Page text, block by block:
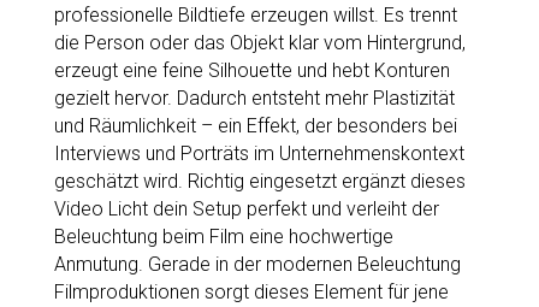
professionelle Bildtiefe erzeugen willst. Es trennt
die Person oder das Objekt klar vom Hintergrund,
erzeugt eine feine Silhouette und hebt Konturen
gezielt hervor. Dadurch entsteht mehr Plastizität
und Räumlichkeit – ein Effekt, der besonders bei
Interviews und Porträts im Unternehmenskontext
geschätzt wird. Richtig eingesetzt ergänzt dieses
Video Licht dein Setup perfekt und verleiht der
Beleuchtung beim Film eine hochwertige
Anmutung. Gerade in der modernen Beleuchtung
Filmproduktionen sorgt dieses Element für jene